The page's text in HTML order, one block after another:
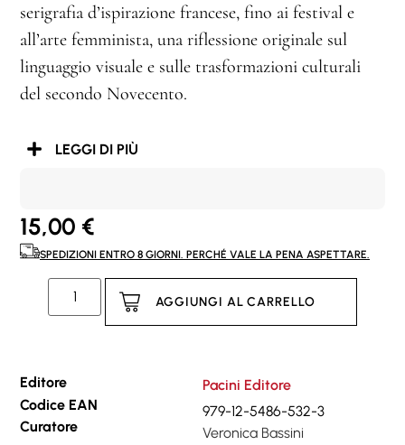
serigrafia d’ispirazione francese, fino ai festival e
all’arte femminista, una riflessione originale sul
linguaggio visuale e sulle trasformazioni culturali
del secondo Novecento.
LEGGI DI PIÙ
15,00 €
SPEDIZIONI ENTRO 8 GIORNI. PERCHÉ VALE LA PENA ASPETTARE.
AGGIUNGI AL CARRELLO
Editore
Pacini Editore
Codice EAN
979-12-5486-532-3
Curatore
Veronica Bassini